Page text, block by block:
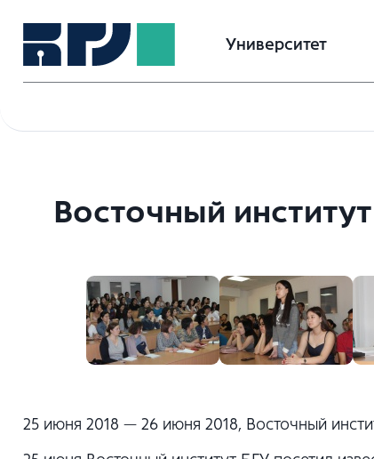
Университет
Восточный
25 июня 2018 — 26 июня 2018, Восточный